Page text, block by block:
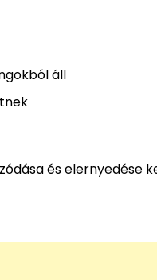
áll
és elernyedése